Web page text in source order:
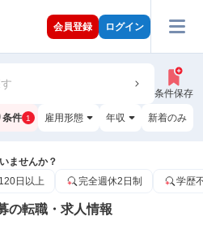
会員登録 ログイン
条件保存
条件 1 雇用形態 年収 新着のみ
ませんか？
日以上 完全週休2日制 学歴
の転職・求人情報